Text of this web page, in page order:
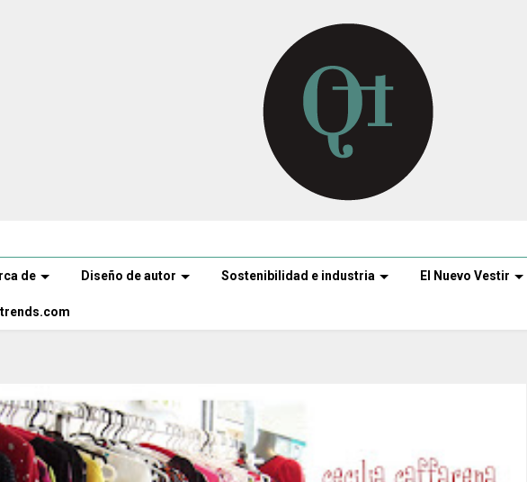
de Diseño de autor Sostenibilidad e industria El Nuevo Vestir